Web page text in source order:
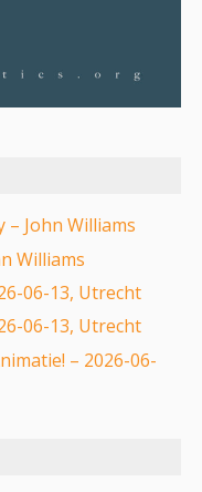
– John Williams
Williams
06-13, Utrecht
06-13, Utrecht
– 2026-06-